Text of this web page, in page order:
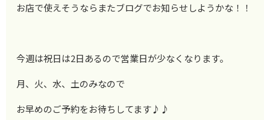
お店で使えそうならまたブログでお知らせしようかな！！
今週は祝日は2日あるので営業日が少なくなります。
月、火、水、土のみなので
お早めのご予約をお待ちしてます♪♪